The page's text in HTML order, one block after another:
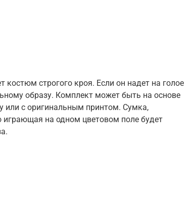
костюм строгого кроя. Если он надет на голое
образу. Комплект может быть на основе
или с оригинальным принтом. Сумка,
на одном цветовом поле будет